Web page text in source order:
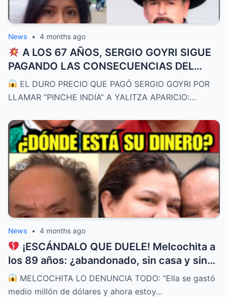
News • 4 months ago
A LOS 67 AÑOS, SERGIO GOYRI SIGUE
PAGANDO LAS CONSECUENCIAS DEL
ESCÁNDALO CON YALITZA APARICIO:
“Perdí el cariño del público”
EL DURO PRECIO QUE PAGÓ SERGIO GOYRI POR
LLAMAR “PINCHE INDIA” A YALITZA APARICIO:…
News • 4 months ago
¡ESCÁNDALO QUE DUELE! Melcochita a
los 89 años: ¿abandonado, sin casa y sin
un sol después de entregar todo a su
esposa?
MELCOCHITA LO DENUNCIA TODO: “Ella se gastó
medio millón de dólares y ahora estoy…